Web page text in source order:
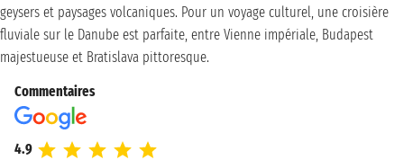
geysers et paysages volcaniques. Pour un voyage culturel, une croisière
fluviale sur le Danube est parfaite, entre Vienne impériale, Budapest
majestueuse et Bratislava pittoresque.
Commentaires
4.9